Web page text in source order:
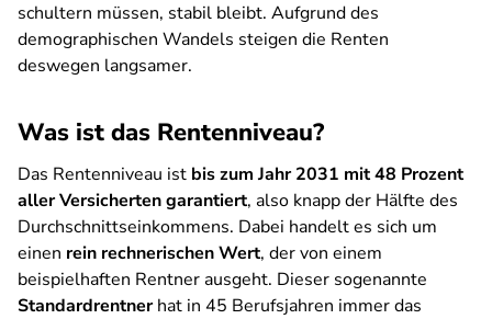
schultern müssen, stabil bleibt. Aufgrund des
demographischen Wandels steigen die Renten
deswegen langsamer.
Was ist das Rentenniveau?
Das Rentenniveau ist bis zum Jahr 2031 mit 48 Prozent
aller Versicherten garantiert, also knapp der Hälfte des
Durchschnittseinkommens. Dabei handelt es sich um
einen rein rechnerischen Wert, der von einem
beispielhaften Rentner ausgeht. Dieser sogenannte
Standardrentnerhat in 45 Berufsjahren immer das